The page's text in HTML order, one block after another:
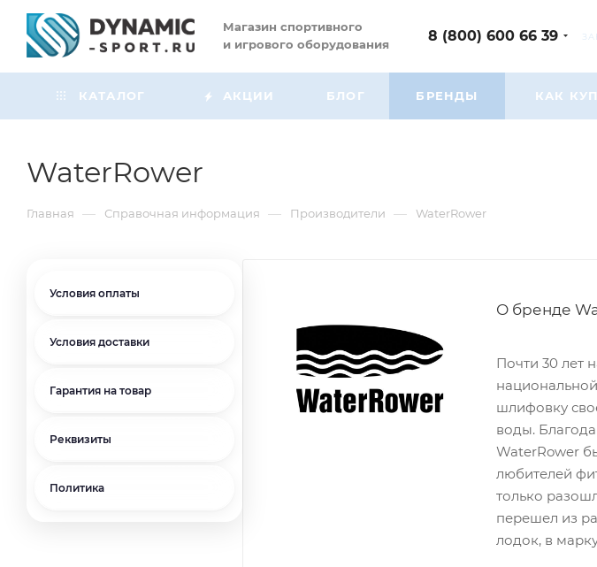
Магазин спортивного
и игрового оборудования
8 (800) 600 66 39
КАТАЛОГ АКЦИИ БЛОГ БРЕНДЫ КАК
WaterRower
Главная — Справочная информация — Производители — WaterRower
О бренде
Почти 30 лет
шлифовку
воды.
WaterRower
любителей
только
перешел из
лодок, в
Условия оплаты
Условия доставки
Гарантия на товар
Реквизиты
Политика